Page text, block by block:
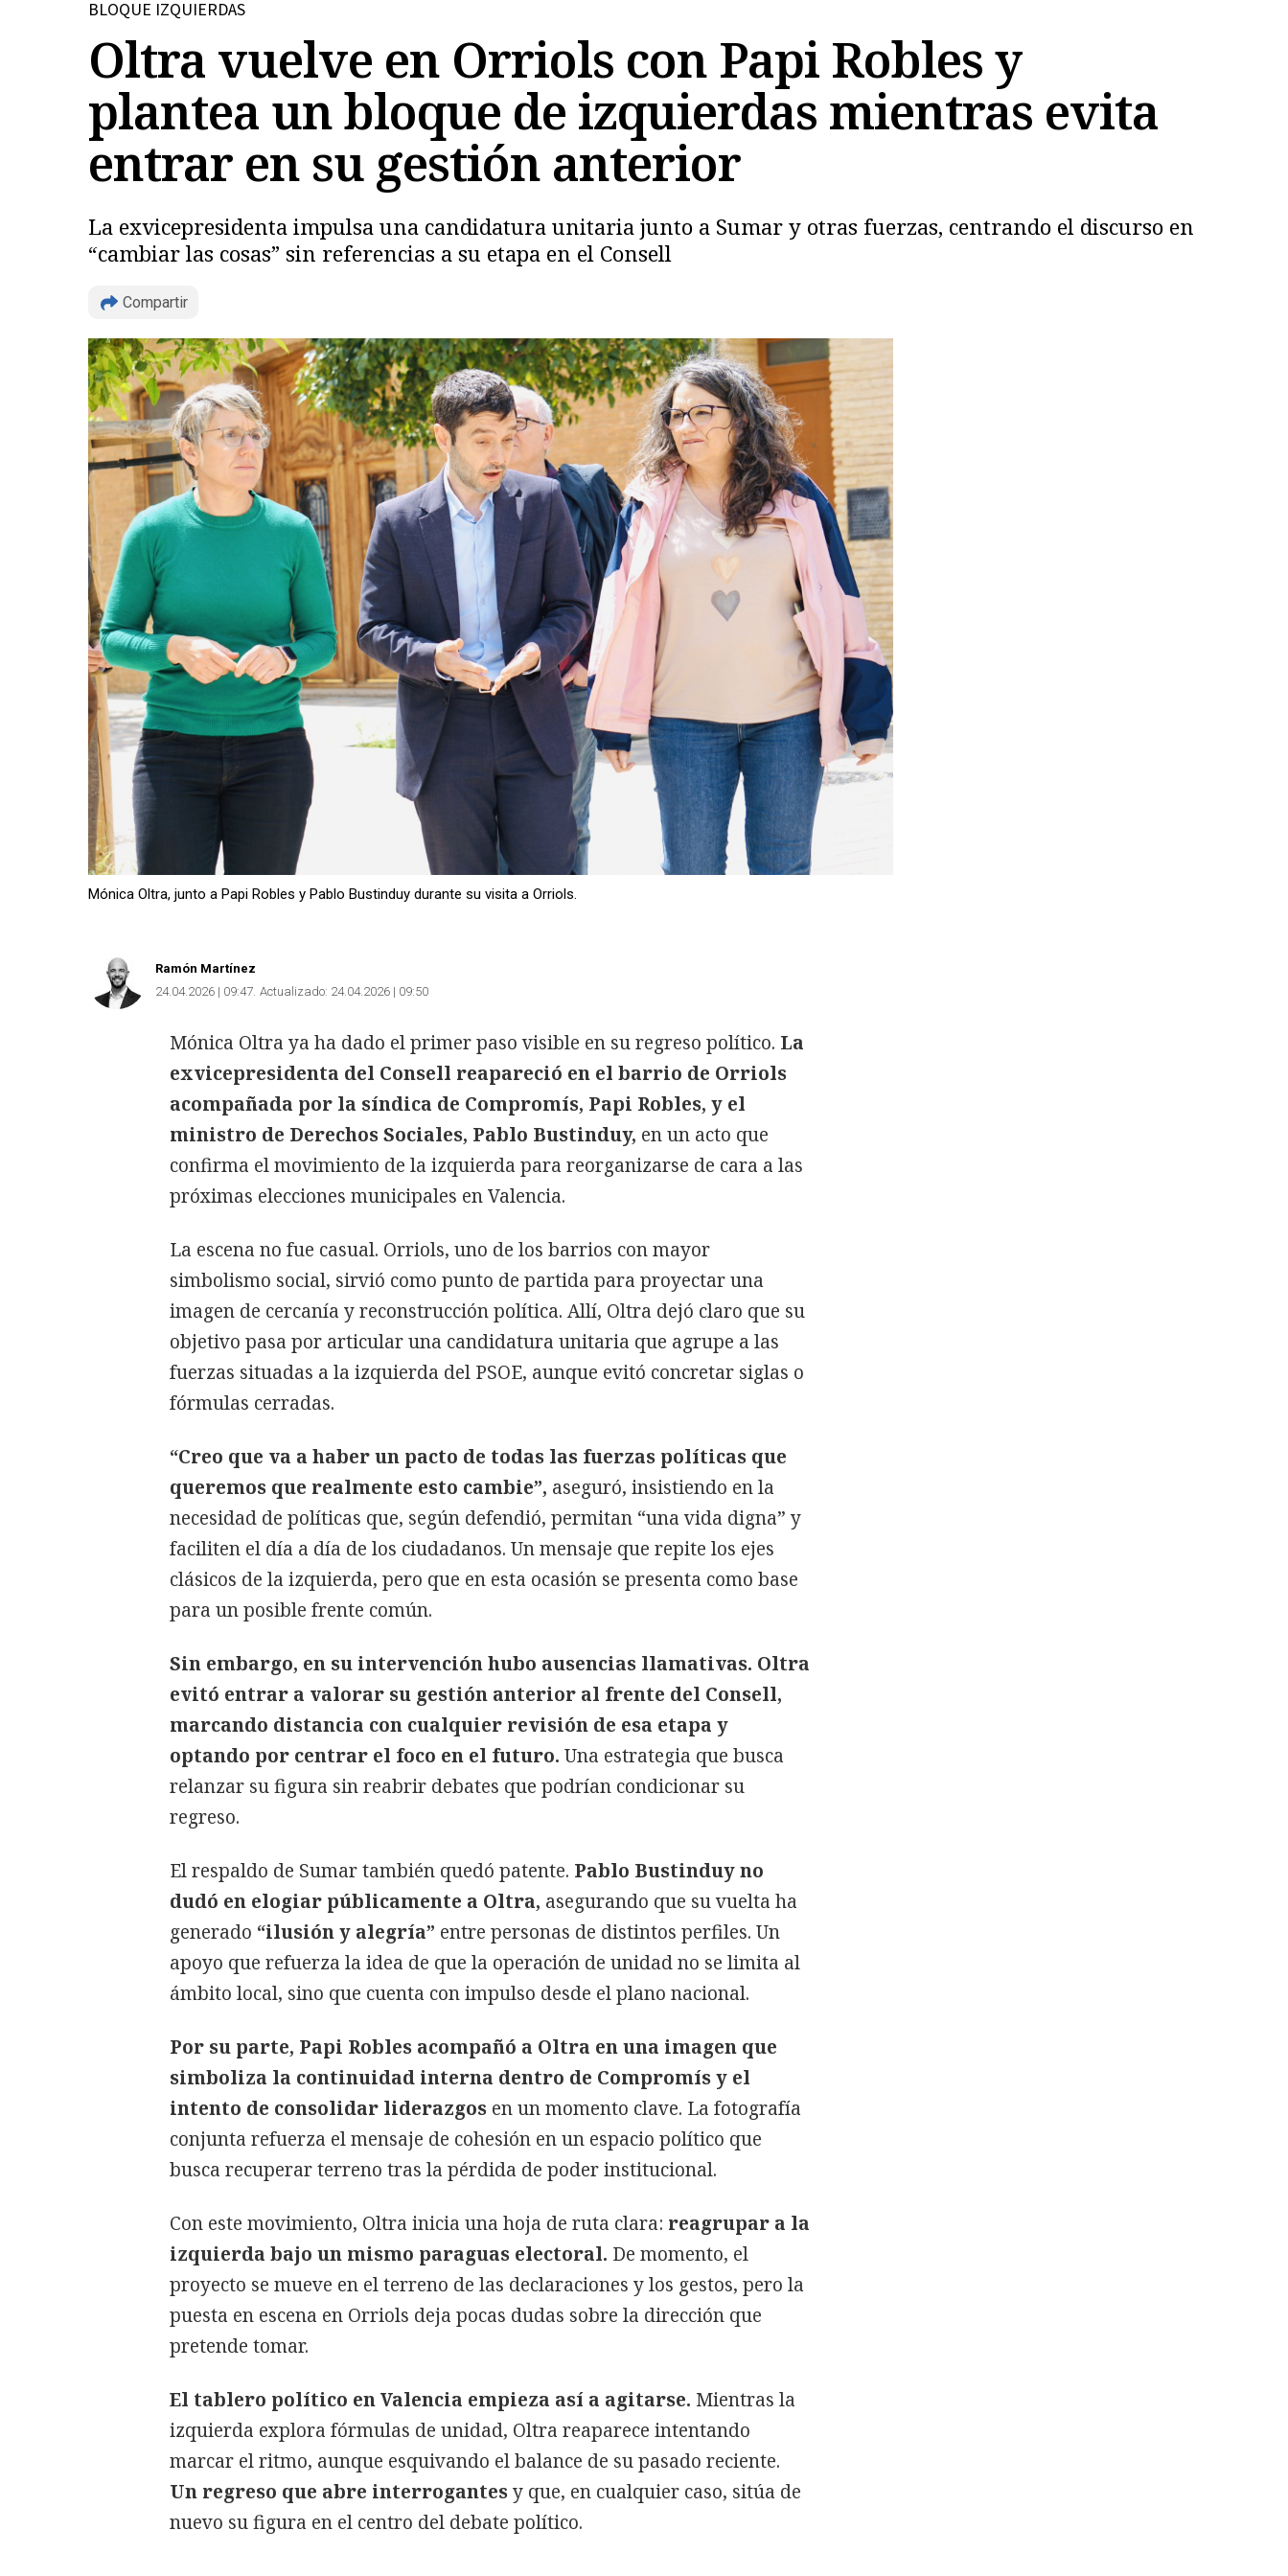
BLOQUE IZQUIERDAS
Oltra vuelve en Orriols con Papi Robles y
plantea un bloque de izquierdas mientras evita
entrar en su gestión anterior
La exvicepresidenta impulsa una candidatura unitaria junto a Sumar y otras fuerzas, centrando el discurso en
“cambiar las cosas” sin referencias a su etapa en el Consell
Compartir
Copiar
Mónica Oltra, junto a Papi Robles y Pablo Bustinduy durante su visita a Orriols.
Ramón Martínez
24.04.2026 | 09:47 Actualizado: 24.04.2026 | 09:50
Mónica Oltra ya ha dado el primer paso visible en su regreso político. La
exvicepresidenta del Consell reapareció en el barrio de Orriols
acompañada por la síndica de Compromís, Papi Robles, y el
ministro de Derechos Sociales, Pablo Bustinduy, en un acto que
confirma el movimiento de la izquierda para reorganizarse de cara a las
próximas elecciones municipales en Valencia.
La escena no fue casual. Orriols, uno de los barrios con mayor
simbolismo social, sirvió como punto de partida para proyectar una
imagen de cercanía y reconstrucción política. Allí, Oltra dejó claro que su
objetivo pasa por articular una candidatura unitaria que agrupe a las
fuerzas situadas a la izquierda del PSOE, aunque evitó concretar siglas o
fórmulas cerradas.
“Creo que va a haber un pacto de todas las fuerzas políticas que
queremos que realmente esto cambie”, aseguró, insistiendo en la
necesidad de políticas que, según defendió, permitan “una vida digna” y
faciliten el día a día de los ciudadanos. Un mensaje que repite los ejes
clásicos de la izquierda, pero que en esta ocasión se presenta como base
para un posible frente común.
Sin embargo, en su intervención hubo ausencias llamativas. Oltra
evitó entrar a valorar su gestión anterior al frente del Consell,
marcando distancia con cualquier revisión de esa etapa y
optando por centrar el foco en el futuro. Una estrategia que busca
relanzar su figura sin reabrir debates que podrían condicionar su
regreso.
El respaldo de Sumar también quedó patente. Pablo Bustinduy no
dudó en elogiar públicamente a Oltra, asegurando que su vuelta ha
generado “ilusión y alegría” entre personas de distintos perfiles. Un
apoyo que refuerza la idea de que la operación de unidad no se limita al
ámbito local, sino que cuenta con impulso desde el plano nacional.
Por su parte, Papi Robles acompañó a Oltra en una imagen que
simboliza la continuidad interna dentro de Compromís y el
intento de consolidar liderazgos en un momento clave. La fotografía
conjunta refuerza el mensaje de cohesión en un espacio político que
busca recuperar terreno tras la pérdida de poder institucional.
Con este movimiento, Oltra inicia una hoja de ruta clara: reagrupar a la
izquierda bajo un mismo paraguas electoral. De momento, el
proyecto se mueve en el terreno de las declaraciones y los gestos, pero la
puesta en escena en Orriols deja pocas dudas sobre la dirección que
pretende tomar.
El tablero político en Valencia empieza así a agitarse. Mientras la
izquierda explora fórmulas de unidad, Oltra reaparece intentando
marcar el ritmo, aunque esquivando el balance de su pasado reciente.
Un regreso que abre interrogantesy que, en cualquier caso, sitúa de
nuevo su figura en el centro del debate político.